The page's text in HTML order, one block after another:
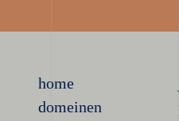
home
domeinen